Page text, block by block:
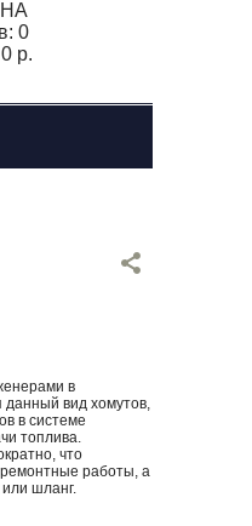
0
0 р.
в
вид хомутов,
в системе
топлива.
что
ремонтные работы, а
шланг.